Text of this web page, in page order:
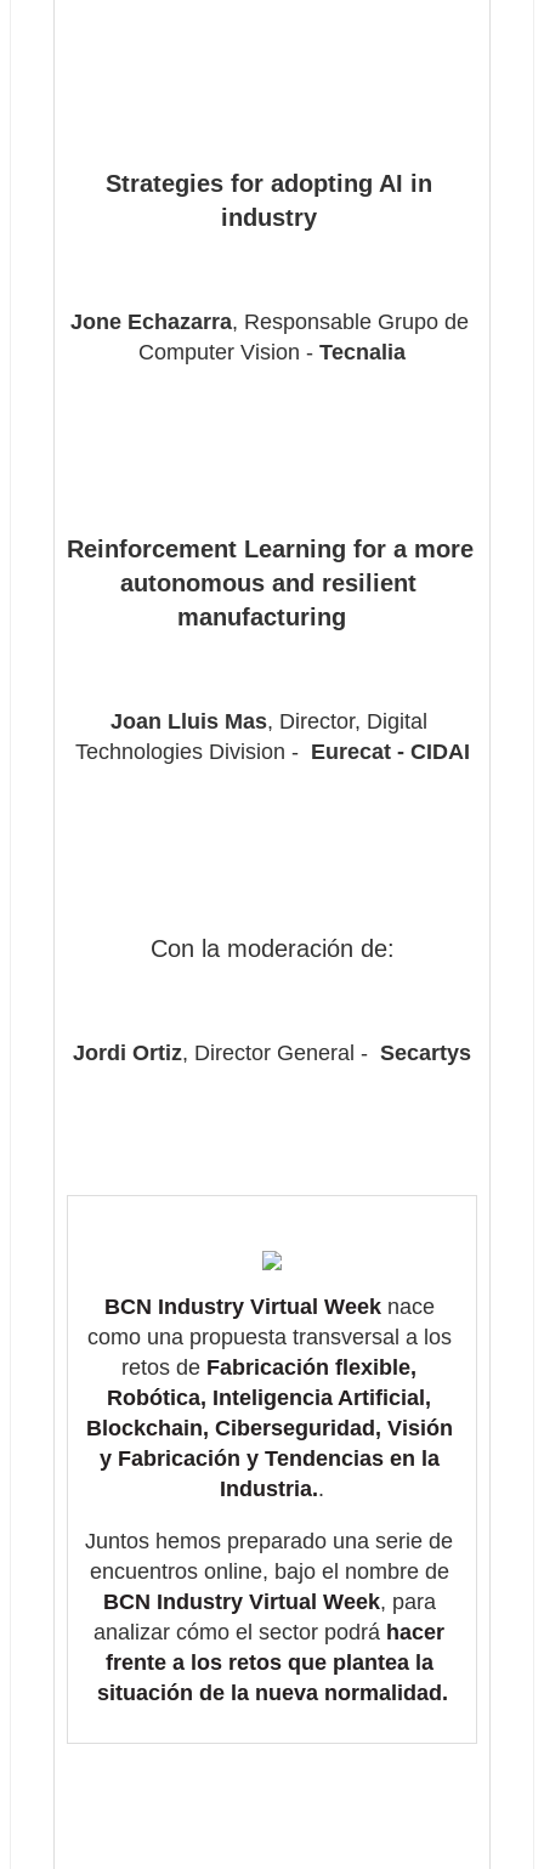
Strategies for adopting AI in
industry
Jone Echazarra, Responsable Grupo de
Computer Vision - Tecnalia
Reinforcement Learning for a more
autonomous and resilient
manufacturing
Joan Lluis Mas, Director, Digital
Technologies Division - Eurecat - CIDAI
Con la moderación de:
Jordi Ortiz, Director General - Secartys
BCN Industry Virtual Week nace
como una propuesta transversal a los
retos de Fabricación flexible,
Robótica, Inteligencia Artificial,
Blockchain, Ciberseguridad, Visión
y Fabricación y Tendencias en la
Industria..
Juntos hemos preparado una serie de
encuentros online, bajo el nombre de
BCN Industry Virtual Week, para
analizar cómo el sector podrá hacer
frente a los retos que plantea la
situación de la nueva normalidad.